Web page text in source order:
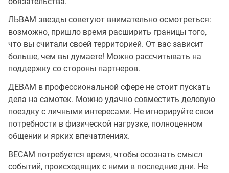
ЛЬВАМ звезды советуют внимательно осмотреться:
возможно, пришло время расширить границы того,
что вы считали своей территорией. От вас зависит
больше, чем вы думаете! Можно рассчитывать на
поддержку со стороны партнеров.
ДЕВАМ в профессиональной сфере не стоит пускать
дела на самотек. Можно удачно совместить деловую
поездку с личными интересами. Не игнорируйте свои
потребности в физической нагрузке, полноценном
общении и ярких впечатлениях.
ВЕСАМ потребуется время, чтобы осознать смысл
событий, происходящих с ними в последние дни. Не